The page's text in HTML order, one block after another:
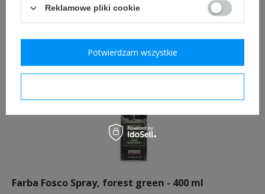
35,90 zł
ZOBACZ WIĘCEJ
Farba Fosco Spray, forest green - 400 ml
Reklamowe pliki cookie
Potwierdzam wszystkie